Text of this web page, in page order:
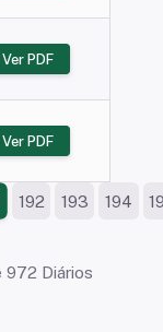
Ver PDF
Ver PDF
192 193 194
Diários